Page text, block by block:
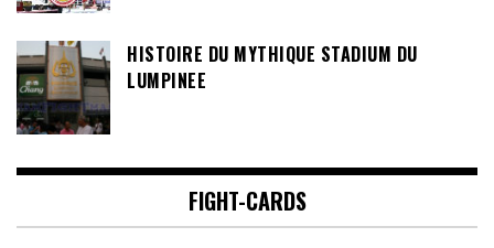
HISTOIRE DU MYTHIQUE STADIUM DU
LUMPINEE
FIGHT-CARDS